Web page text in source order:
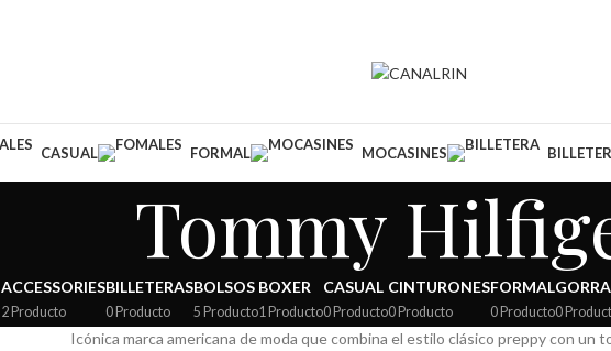
CASUAL FORMAL MOCASINES
Tommy
ACCESSORIES
2 Producto
BILLETERAS
0 Producto
BOLSOS
5 Producto
BOXER
1 Producto
CASUAL
0 Producto
CINTURONES
0 Producto
FORMAL
0 Producto0
Icónica marca americana de moda que combina el estilo clásico preppy con